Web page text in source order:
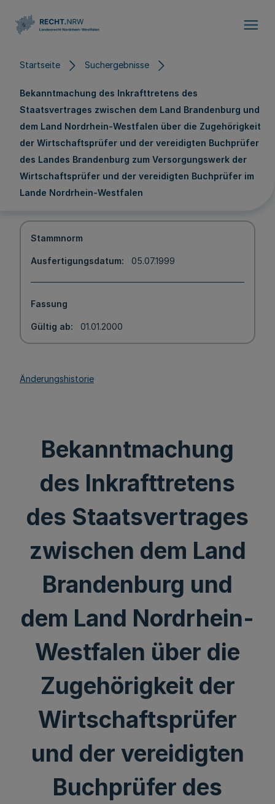
Startseite Suchergebnisse
Bekanntmachung des Inkrafttretens des
Staatsvertrages zwischen dem Land Brandenburg und
dem Land Nordrhein-Westfalen über die Zugehörigkeit
der Wirtschaftsprüfer und der vereidigten Buchprüfer
des Landes Brandenburg zum Versorgungswerk der
Wirtschaftsprüfer und der vereidigten Buchprüfer im
Lande Nordrhein-Westfalen
Stammnorm
Ausfertigungsdatum 05.07.1999
Fassung
Gültig ab 01.01.2000
Änderungshistorie
Bekanntmachung
des Inkrafttretens
des Staatsvertrages
zwischen dem Land
Brandenburg und
dem Land Nordrhein-
Westfalen über die
Zugehörigkeit der
Wirtschaftsprüfer
und der vereidigten
Buchprüfer des